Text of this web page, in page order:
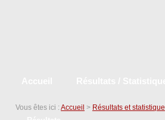
Vous êtes ici : Accueil > Résultats et statistique